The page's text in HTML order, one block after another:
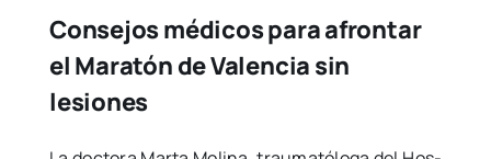
Consejos médicos para afrontar
el Maratón de Valencia sin
lesiones